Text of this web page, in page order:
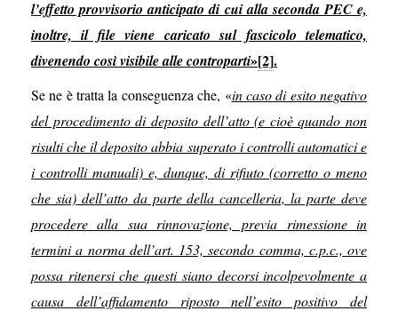
l’effetto provvisorio anticipato di cui alla seconda PEC e,
inoltre, il file viene caricato sul fascicolo telematico,
divenendo così visibile alle controparti»[2].
Se ne è tratta la conseguenza che, «in caso di esito negativo
del procedimento di deposito dell’atto (e cioè quando non
risulti che il deposito abbia superato i controlli automatici e
i controlli manuali) e, dunque, di rifiuto (corretto o meno
che sia) dell’atto da parte della cancelleria, la parte deve
procedere alla sua rinnovazione, previa rimessione in
termini a norma dell’art. 153, secondo comma, c.p.c., ove
possa ritenersi che questi siano decorsi incolpevolmente a
causa dell’affidamento riposto nell’esito positivo del